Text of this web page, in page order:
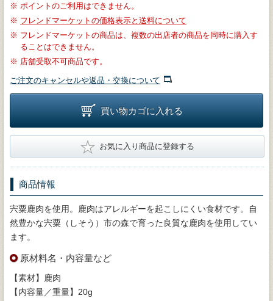
※ ポイントのご利用はできません。
※ フレンドマーケットの価格表示と送料について
※ フレンドマーケットの商品は、複数の出店者の商品を同時に購入す
ることはできません。
※ 店舗受取不可商品です。
ご注文のキャンセルや返品・交換について
買い物カゴに入れる
★ お気に入り商品に登録する
商品情報
宍粟鹿肉を使用。鹿肉はアレルギーを起こしにくい食材です。自
然豊かな宍粟（しそう）市の森で育った良質な鹿肉を使用してい
ます。
原材料名・内容量など
【素材】鹿肉
【内容量／重量】20g